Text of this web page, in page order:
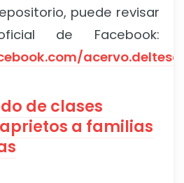
puede revisar
de Facebook:
de clases
a familias